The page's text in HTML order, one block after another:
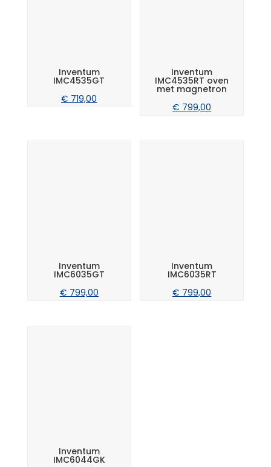
Inventum
IMC4535GT
€ 719,00
Inventum
IMC4535RT oven
met magnetron
€ 799,00
Inventum
IMC6035GT
€ 799,00
Inventum
IMC6035RT
€ 799,00
Inventum
IMC6044GK